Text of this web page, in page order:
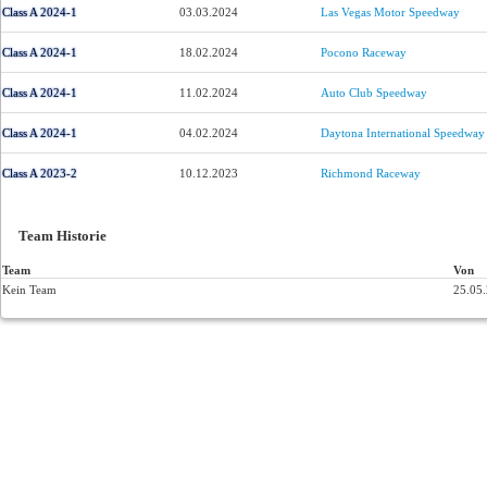
Class A 2024-1 03.03.2024 Las Vegas Motor Speedway
Class A 2024-1 18.02.2024 Pocono Raceway
Class A 2024-1 11.02.2024 Auto Club Speedway
Class A 2024-1 04.02.2024 Daytona International Speedway
Class A 2023-2 10.12.2023 Richmond Raceway
Team Historie
Team
Von
Kein Team